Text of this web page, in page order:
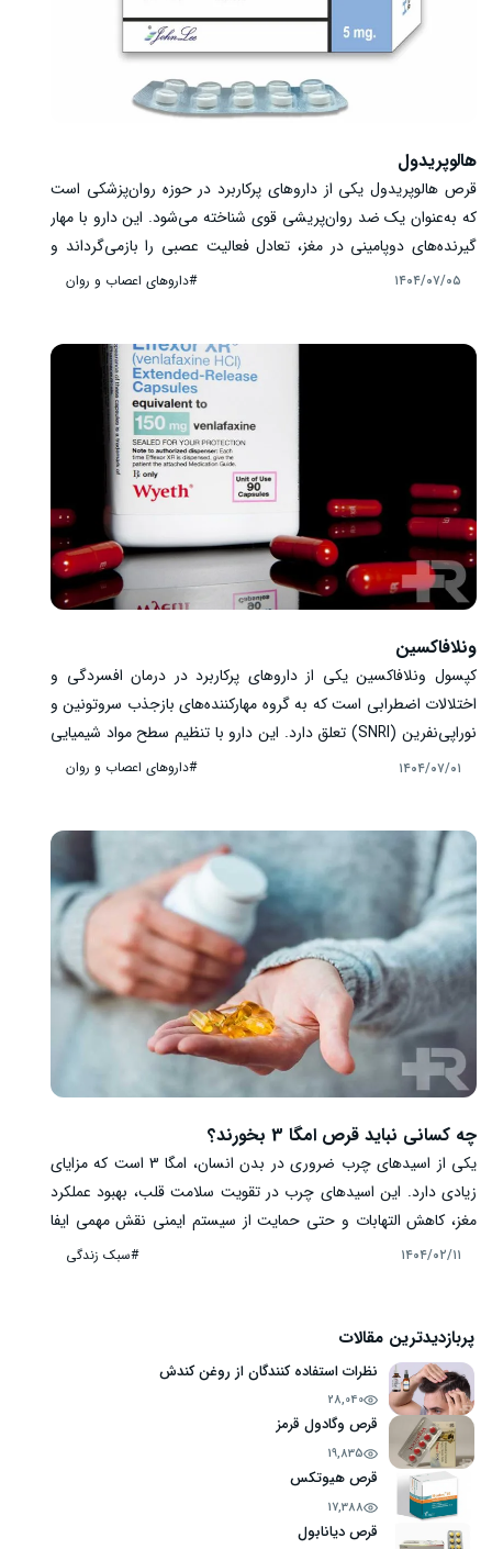
هالوپریدول
قرص هالوپریدول یکی از داروهای پرکاربرد در حوزه روان‌پزشکی است
که به‌عنوان یک ضد روان‌پریشی قوی شناخته می‌شود. این دارو با مهار
گیرنده‌های دوپامینی در مغز، تعادل فعالیت عصبی را بازمی‌گرداند و
علائم روان‌پریشی را کاهش می‌دهد. با وجود اثرات درمانی چشمگیر،
با احتیاط و تحت نظر پزشک صورت گیرد تا ایمنی بیمار تضمین شود.
مطالعه کامل این مقاله، اطلاعاتی جامع درباره مصرف، دوز مصرفی،
عوارض و نکات ایمنی ارائه می‌دهد.
۱۴۰۴/۰۷/۰۵ #داروهای اعصاب و روان
ونلافاکسین
کپسول ونلافاکسین یکی از داروهای پرکاربرد در درمان افسردگی و
اختلالات اضطرابی است که به گروه مهارکننده‌های بازجذب سروتونین و
نوراپی‌نفرین (SNRI) تعلق دارد. این دارو با تنظیم سطح مواد شیمیایی
عصبی در مغز به بهبود خلق، کاهش اضطراب و افزایش انگیزه بیماران
مصرف منظم آن نقش مهمی در اثربخشی درمان دارد. در این مقاله، به
موارد مصرف، نحوه عملکرد، عوارض و نکات مهم مصرف ونلافاکسین
پرداخته می‌شود.
۱۴۰۴/۰۷/۰۱ #داروهای اعصاب و روان
چه کسانی نباید قرص امگا 3 بخورند؟
یکی از اسیدهای چرب ضروری در بدن انسان، امگا 3 است که مزایای
زیادی دارد. این اسیدهای چرب در تقویت سلامت قلب، بهبود عملکرد
مغز، کاهش التهابات و حتی حمایت از سیستم ایمنی نقش مهمی ایفا
می‌کنند. با این حال، همانطور که مصرف امگا 3 برای بسیاری از افراد
وضعیت‌های بهداشتی خاص می‌تواند به عوارض جانبی منجر شود یا
حتی خطراتی را به همراه داشته باشد. در ادامه به تداخلات مختلف و
چه کسانی نباید قرص امگا 3 بخورند؟ می‌پردازیم.
۱۴۰۴/۰۲/۱۱ #سبک زندگی
پربازدیدترین مقالات
نظرات استفاده کنندگان از روغن کندش
28,040
قرص وگادول قرمز
19,835
قرص هیوتکس
17,388
قرص دیانابول